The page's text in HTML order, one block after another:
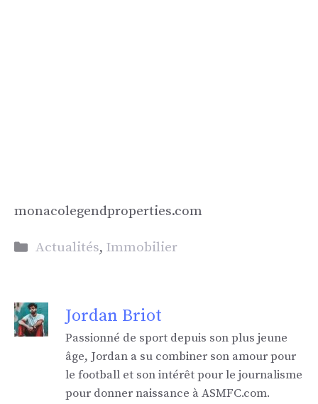
monacolegendproperties.com
Catégories
Actualités, Immobilier
Jordan Briot
Passionné de sport depuis son plus jeune
âge, Jordan a su combiner son amour pour
le football et son intérêt pour le journalisme
pour donner naissance à ASMFC.com.